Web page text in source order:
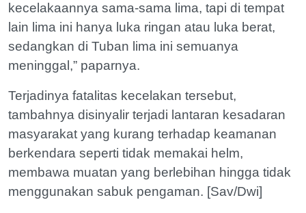
kecelakaannya sama-sama lima, tapi di tempat
lain lima ini hanya luka ringan atau luka berat,
sedangkan di Tuban lima ini semuanya
meninggal,” paparnya.
Terjadinya fatalitas kecelakan tersebut,
tambahnya disinyalir terjadi lantaran kesadaran
masyarakat yang kurang terhadap keamanan
berkendara seperti tidak memakai helm,
membawa muatan yang berlebihan hingga tidak
menggunakan sabuk pengaman. [Sav/Dwi]